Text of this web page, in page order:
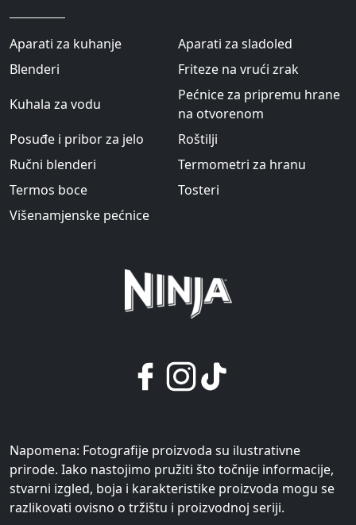
Aparati za kuhanje
Aparati za sladoled
Blenderi
Friteze na vrući zrak
Kuhala za vodu
Pećnice za pripremu hrane
na otvorenom
Posuđe i pribor za jelo
Roštilji
Ručni blenderi
Termometri za hranu
Termos boce
Tosteri
Višenamjenske pećnice
Napomena: Fotografije proizvoda su ilustrativne
prirode. Iako nastojimo pružiti što točnije informacije,
stvarni izgled, boja i karakteristike proizvoda mogu se
razlikovati ovisno o tržištu i proizvodnoj seriji.